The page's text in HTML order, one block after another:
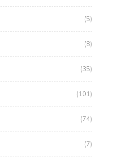
(5)
(8)
(35)
(101)
(74)
(7)